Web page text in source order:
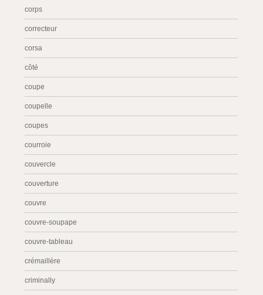
corps
correcteur
corsa
côté
coupe
coupelle
coupes
courroie
couvercle
couverture
couvre
couvre-soupape
couvre-tableau
crémaillère
criminally